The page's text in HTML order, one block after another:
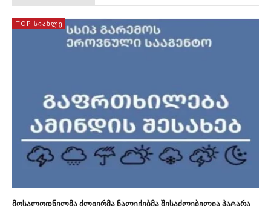
TOP ᲡᲘᲐᲮᲚᲔ
მოსალოდნელმა ძლიერმა ნალექებმა შესაძლებელია პატარა